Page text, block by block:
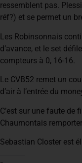
ressemblent pas.
réf?) et se permet un
Les Robinsonnais
d’avance, et le set
compteurs à 0, 16-16.
Le CVB52 remet un
d’air à l’entrée du
C’est sur une faute de
Chaumontais
Sebastian Closter est